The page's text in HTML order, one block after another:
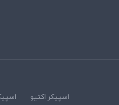
اسپیکر اکتیو